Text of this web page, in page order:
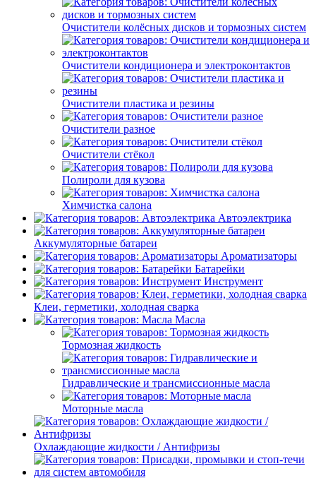
Очистители колёсных дисков и тормозных систем
Очистители кондиционера и электроконтактов
Очистители пластика и резины
Очистители разное
Очистители стёкол
Полироли для кузова
Химчистка салона
Автоэлектрика
Аккумуляторные батареи
Ароматизаторы
Батарейки
Инструмент
Клеи, герметики, холодная сварка
Масла
Тормозная жидкость
Гидравлические и трансмиссионные масла
Моторные масла
Охлаждающие жидкости / Антифризы